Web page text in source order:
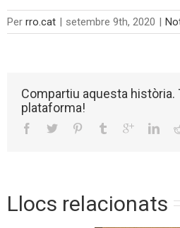
Per rro.cat | setembre 9th, 2020 |
Compartiu aquesta història.
plataforma!
Llocs relacionats